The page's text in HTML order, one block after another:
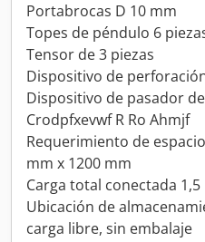
Portabrocas D 10 mm
Topes de péndulo 6
Tensor de 3 piezas
Dispositivo de
Dispositivo de pasador
Crodpfxevwf R Ro Ahmjf
Requerimiento de
mm x 1200 mm
Carga total conectada 1,5
Ubicación de
carga libre, sin embalaje